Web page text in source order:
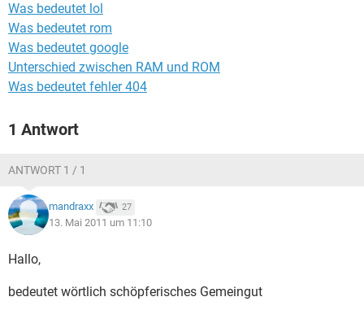
Was bedeutet lol
Was bedeutet rom
Was bedeutet google
Unterschied zwischen RAM und ROM
Was bedeutet fehler 404
1 Antwort
ANTWORT 1 / 1
mandraxx 27
13. Mai 2011 um 11:10
Hallo,
bedeutet wörtlich schöpferisches Gemeingut